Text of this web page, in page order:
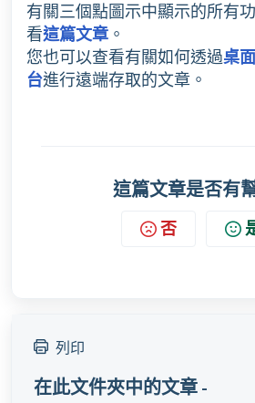
有關三個點圖示中顯示的所有
看這篇文章 。
您也可以查看有關如何透過桌
台進行遠端存取的文章。
這篇文章是否有
否
列印
在此文件夾中的文章 -